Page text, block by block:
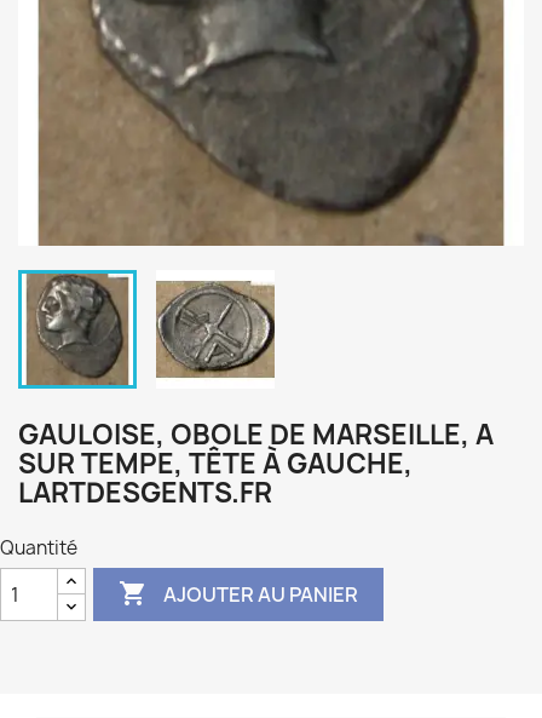
GAULOISE, OBOLE DE MARSEILLE, A
SUR TEMPE, TÊTE À GAUCHE,
LARTDESGENTS.FR
Quantité
 AJOUTER AU PANIER